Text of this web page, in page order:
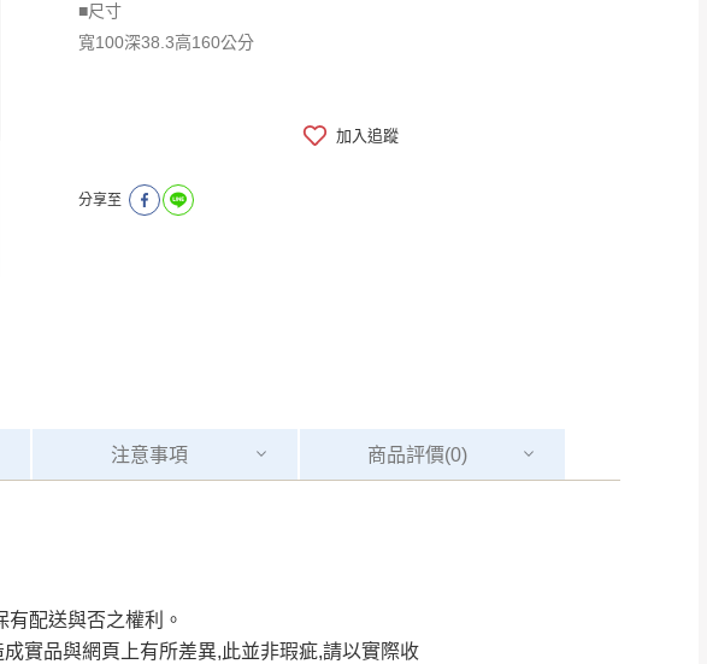
■尺寸
寬100深38.3高160公分
加入追蹤
分享至
注意事項 商品評價(0)
配送與否之權利。
成實品與網頁上有所差異,此並非瑕疵,請以實際收
發前來電或到「官方Line客服」來信確
低至高排列 只顯示附上圖片